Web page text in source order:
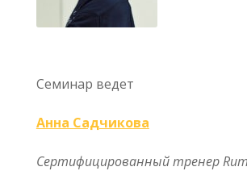
Семинар ведет
Анна Садчикова
Сертифицированный тренер